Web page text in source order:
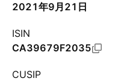
2021年9月21日
ISIN
CA39679F2035
CUSIP